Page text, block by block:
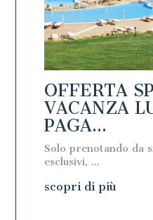
OFFERTA
VACANZA
PAGA...
Solo prenotando da
esclusivi, ...
scopri di più